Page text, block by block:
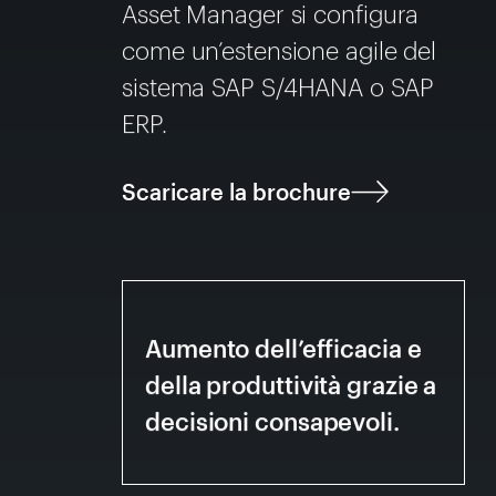
Asset Manager si configura
come un’estensione agile del
sistema SAP S/4HANA o SAP
ERP.
Scaricare la brochure
Aumento dell’efficacia e
della produttività grazie a
decisioni consapevoli.